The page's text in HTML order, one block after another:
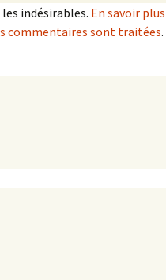
indésirables. En savoir plus
commentaires sont traitées.